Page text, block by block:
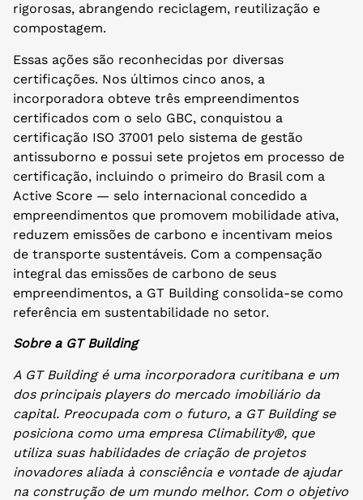
rigorosas, abrangendo reciclagem, reutilização e
compostagem.
Essas ações são reconhecidas por diversas
certificações. Nos últimos cinco anos, a
incorporadora obteve três empreendimentos
certificados com o selo GBC, conquistou a
certificação ISO 37001 pelo sistema de gestão
antissuborno e possui sete projetos em processo de
certificação, incluindo o primeiro do Brasil com a
Active Score — selo internacional concedido a
empreendimentos que promovem mobilidade ativa,
reduzem emissões de carbono e incentivam meios
de transporte sustentáveis. Com a compensação
integral das emissões de carbono de seus
empreendimentos, a GT Building consolida-se como
referência em sustentabilidade no setor.
Sobre a GT Building
A GT Building é uma incorporadora curitibana e um
dos principais players do mercado imobiliário da
capital. Preocupada com o futuro, a GT Building se
posiciona como uma empresa Climability®, que
utiliza suas habilidades de criação de projetos
inovadores aliada à consciência e vontade de ajudar
na construção de um mundo melhor. Com o objetivo